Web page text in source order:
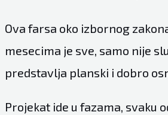
Ova farsa oko izbornog
mesecima je sve, samo nije
predstavlja planski i dobro
Projekat ide u fazama, svaku